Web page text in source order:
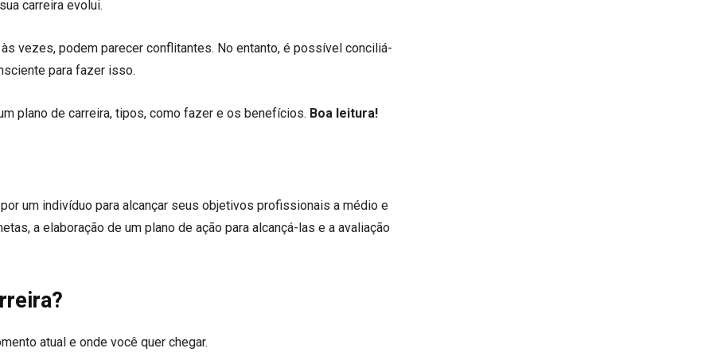
carreira evolui.
vezes, podem parecer conflitantes. No entanto, é possível conciliá-
para fazer isso.
plano de carreira, tipos, como fazer e os benefícios. Boa leitura!
um indivíduo para alcançar seus objetivos profissionais a médio e
a elaboração de um plano de ação para alcançá-las e a avaliação
atual e onde você quer chegar.